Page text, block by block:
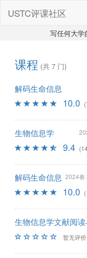
USTC评课社区
写任何大学
课程 (共 7 门)
解码生命信息
10.0
生物信息学
9.4
解码生命信息 2024春
10.0
生物信息学文献阅
暂无评价